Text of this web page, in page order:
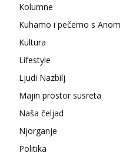
Kolumne
Kuhamo i pečemo s Anom
Kultura
Lifestyle
Ljudi Nazbilj
Majin prostor susreta
Naša čeljad
Njorganje
Politika